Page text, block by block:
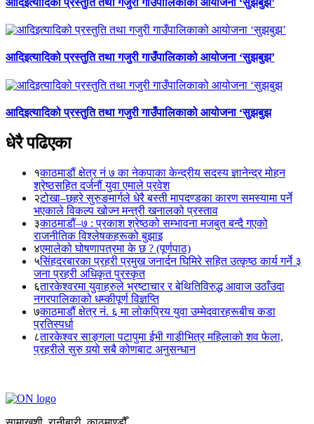
आदिइत्यादिको प्रस्तुति तथा गजुरी गाउँपालिकाको आयोजना ‘सुझबुझ’
आदिइत्यादिको प्रस्तुति तथा गजुरी गाउँपालिकाको आयोजना ‘सुझबुझ
धेरै पढिएका
१काठमाडौं क्षेत्र नं ७ का नेकपाका केन्द्रीय सदस्य ज्ञानेन्द्र मोहन
श्रेष्ठसहित दर्जनौं युवा एमाले प्रवेश
२टोखा–छहरे सुरुङमार्गले धेरै बस्ती मापदण्डका कारण समस्यामा पर्ने
भएकाले विकल्प खोज्न मन्त्री खनालको प्रस्ताव
३काठमाडौं–७ : प्रकाश श्रेष्ठको सम्भावना मजबुत बन्दै गएको
राजनीतिक विश्लेषकहरूको बुझाइ
४एमालेको घोषणापत्रमा के छ ? (पूर्णपाठ)
५सिंहदरबारका प्रहरी प्रमुख जनार्दन घिमिरे सहित उत्कृष्ठ कार्य गर्ने ३
जना प्रहरी अधिकृत पुरस्कृत
६तारकेश्वरमा युवाहरुले भ्रष्टाचार र बेथितिविरुद्ध आवाज उठाँउदा
नगरपालिकाको धम्कीपूर्ण विज्ञप्ति
७काठमाडौं क्षेत्र नं. ६ मा लोकप्रिय युवा उम्मेदवारहरूबीच कडा
प्रतिस्पर्धा
८तारकेश्वर साङ्गला पटापुमा ईभी गाडीभित्र महिलाको शव फेला,
प्रहरीले सुरु गर्‍यो सबै कोणबाट अनुसन्धान